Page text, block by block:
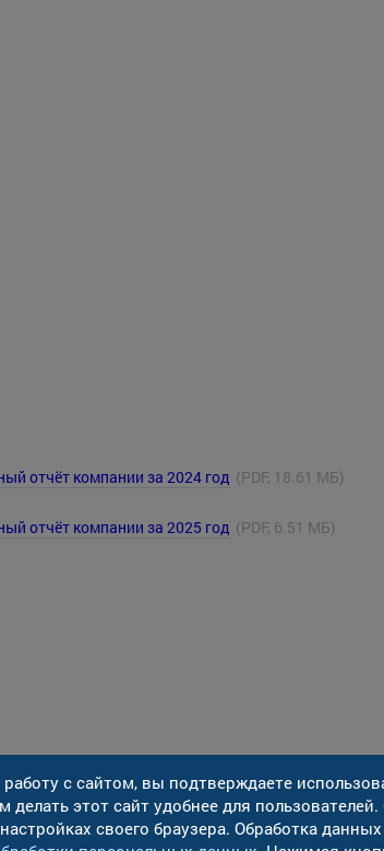
отчёт компании за 2024 год (PDF, 18.61 МБ)
отчёт компании за 2025 год (PDF, 6.51 МБ)
с сайтом, вы подтверждаете
этот сайт удобнее для
своего браузера. Обработка